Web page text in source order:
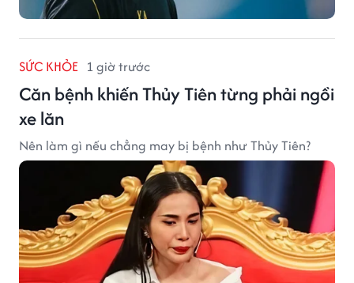
SỨC KHỎE 1 giờ trước
Căn bệnh khiến Thủy Tiên từng phải ngồi
xe lăn
Nên làm gì nếu chẳng may bị bệnh như Thủy Tiên?